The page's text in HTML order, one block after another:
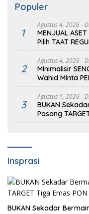
Populer
1
Agustus 4, 2026-
MENJUAL
Pilih TAAT
2
Agustus 4, 2026-
Minimalisir
Wahid Minta
3
Agustus 1, 2026-
BUKAN
Pasang
Insprasi
BUKAN Sekadar